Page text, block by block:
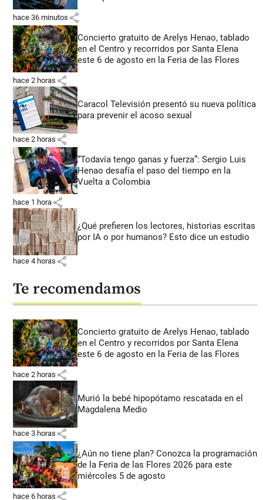
hace 36 minutos share
Concierto gratuito de Arelys Henao, tablado
en el Centro y recorridos por Santa Elena
este 6 de agosto en la Feria de las Flores
hace 2 horas share
Caracol Televisión presentó su nueva política
para prevenir el acoso sexual
hace 2 horas share
“Todavía tengo ganas y fuerza”: Sergio Luis
Henao desafía el paso del tiempo en la
Vuelta a Colombia
hace 1 hora share
¿Qué prefieren los lectores, historias escritas
por IA o por humanos? Esto dice un estudio
hace 4 horas share
Te recomendamos
Concierto gratuito de Arelys Henao, tablado
en el Centro y recorridos por Santa Elena
este 6 de agosto en la Feria de las Flores
hace 2 horas share
Murió la bebé hipopótamo rescatada en el
Magdalena Medio
hace 3 horas share
¿Aún no tiene plan? Conozca la programación
de la Feria de las Flores 2026 para este
miércoles 5 de agosto
hace 6 horas share